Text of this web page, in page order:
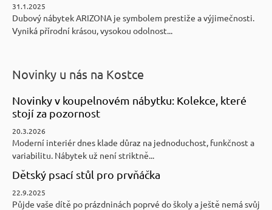
31.1.2025
Dubový nábytek ARIZONA je symbolem prestiže a výjimečnosti.
Vyniká přírodní krásou, vysokou odolnost...
Novinky u nás na Kostce
Novinky v koupelnovém nábytku: Kolekce, které
stojí za pozornost
20.3.2026
Moderní interiér dnes klade důraz na jednoduchost, funkčnost a
variabilitu. Nábytek už není striktně...
Dětský psací stůl pro prvňáčka
22.9.2025
Půjde vaše dítě po prázdninách poprvé do školy a ještě nemá svůj